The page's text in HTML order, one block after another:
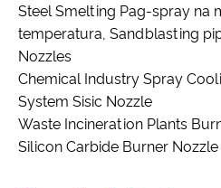
Steel Smelting Pag-spray na
temperatura, Sandblasting
Nozzles
Chemical Industry Spray
System Sisic Nozzle
Waste Incineration Plants
Silicon Carbide Burner Nozzle